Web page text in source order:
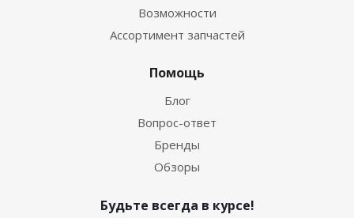
Возможности
Ассортимент запчастей
Помощь
Блог
Вопрос-ответ
Бренды
Обзоры
Будьте всегда в курсе!